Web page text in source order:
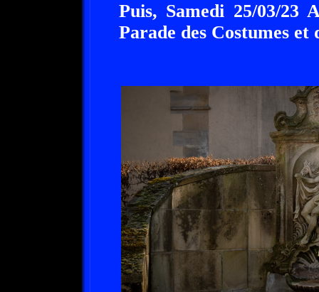
Puis, Samedi 25/03/23
Parade des Costumes et